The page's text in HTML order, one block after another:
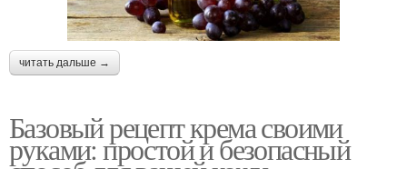
читать дальше →
Базовый рецепт крема своими
руками: простой и безопасный